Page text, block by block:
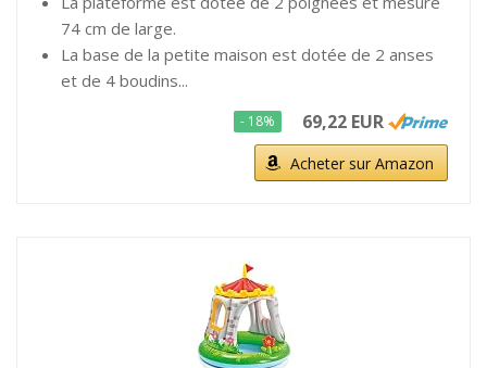
74 cm de large.
La base de la petite maison est dotée de 2 anses
et de 4 boudins...
- 18% 69,22 EUR
Acheter sur Amazon